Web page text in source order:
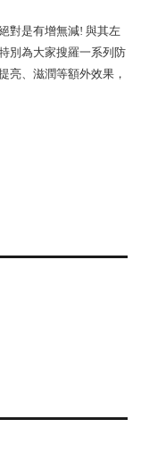
對是有增無減! 與其左
別為大家搜羅一系列防
亮、滋潤等額外效果，